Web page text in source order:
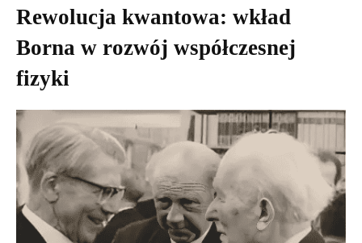
Rewolucja kwantowa: wkład
Borna w rozwój współczesnej
fizyki